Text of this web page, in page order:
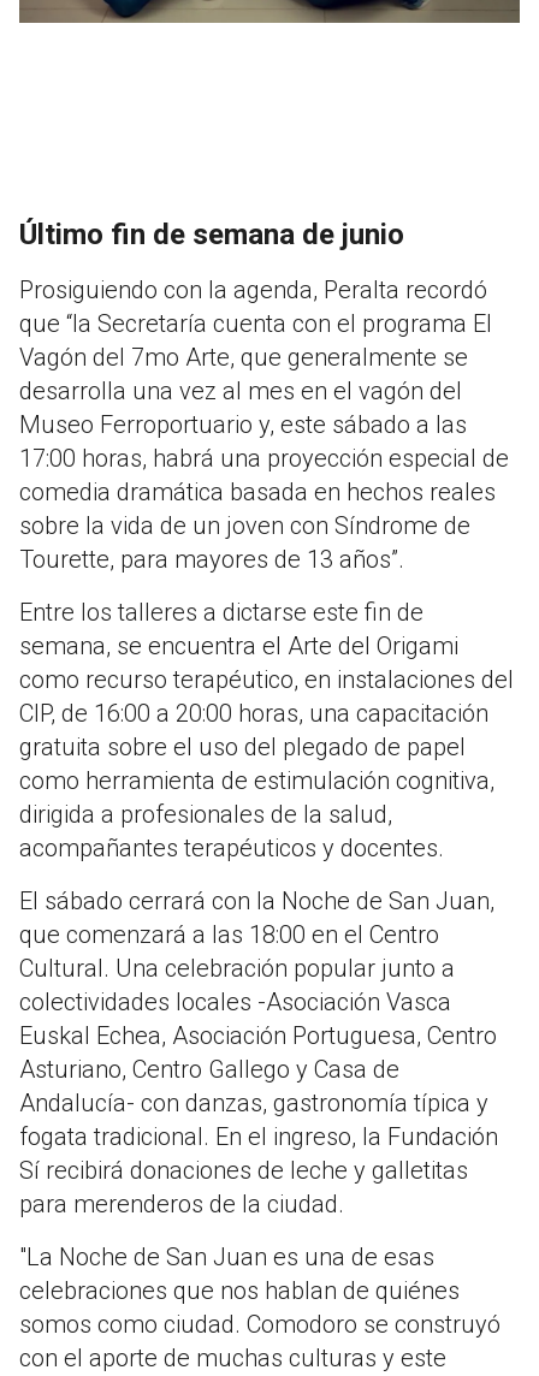
Último fin de semana de junio
Prosiguiendo con la agenda, Peralta recordó
que “la Secretaría cuenta con el programa El
Vagón del 7mo Arte, que generalmente se
desarrolla una vez al mes en el vagón del
Museo Ferroportuario y, este sábado a las
17:00 horas, habrá una proyección especial de
comedia dramática basada en hechos reales
sobre la vida de un joven con Síndrome de
Tourette, para mayores de 13 años”.
Entre los talleres a dictarse este fin de
semana, se encuentra el Arte del Origami
como recurso terapéutico, en instalaciones del
CIP, de 16:00 a 20:00 horas, una capacitación
gratuita sobre el uso del plegado de papel
como herramienta de estimulación cognitiva,
dirigida a profesionales de la salud,
acompañantes terapéuticos y docentes.
El sábado cerrará con la Noche de San Juan,
que comenzará a las 18:00 en el Centro
Cultural. Una celebración popular junto a
colectividades locales -Asociación Vasca
Euskal Echea, Asociación Portuguesa, Centro
Asturiano, Centro Gallego y Casa de
Andalucía- con danzas, gastronomía típica y
fogata tradicional. En el ingreso, la Fundación
Sí recibirá donaciones de leche y galletitas
para merenderos de la ciudad.
"La Noche de San Juan es una de esas
celebraciones que nos hablan de quiénes
somos como ciudad. Comodoro se construyó
con el aporte de muchas culturas y este